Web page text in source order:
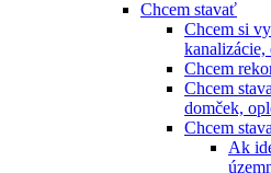
Chcem stavať
Chcem si
Chcem
Chcem
domček,
Chcem
Ak